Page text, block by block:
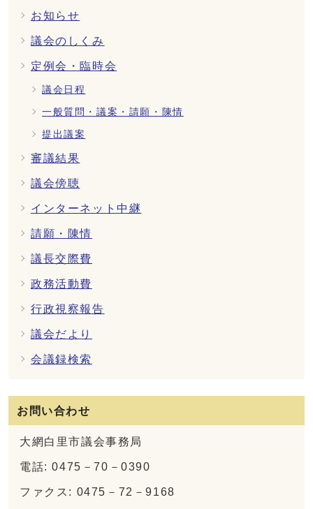
お知らせ
議会のしくみ
定例会・臨時会
議会日程
一般質問・議案・請願・陳情
提出議案
審議結果
議会傍聴
インターネット中継
請願・陳情
議長交際費
政務活動費
行政視察報告
議会だより
会議録検索
お問い合わせ
大網白里市議会事務局
電話: 0475－70－0390
ファクス: 0475－72－9168